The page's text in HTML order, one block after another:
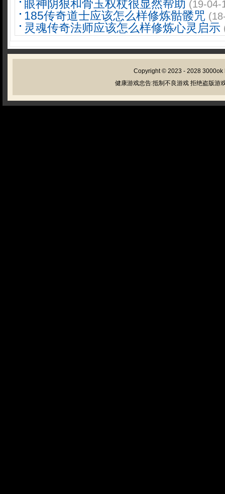
眼神阴狠和骨玉权杖很显然帮助 (19-04-
185传奇道士应该怎么样修炼骷髅咒
灵魂传奇法师应该怎么样修炼心灵启示
Copyright © 2023 - 2028 3000ok
健康游戏忠告:抵制不良游戏 拒绝盗版游